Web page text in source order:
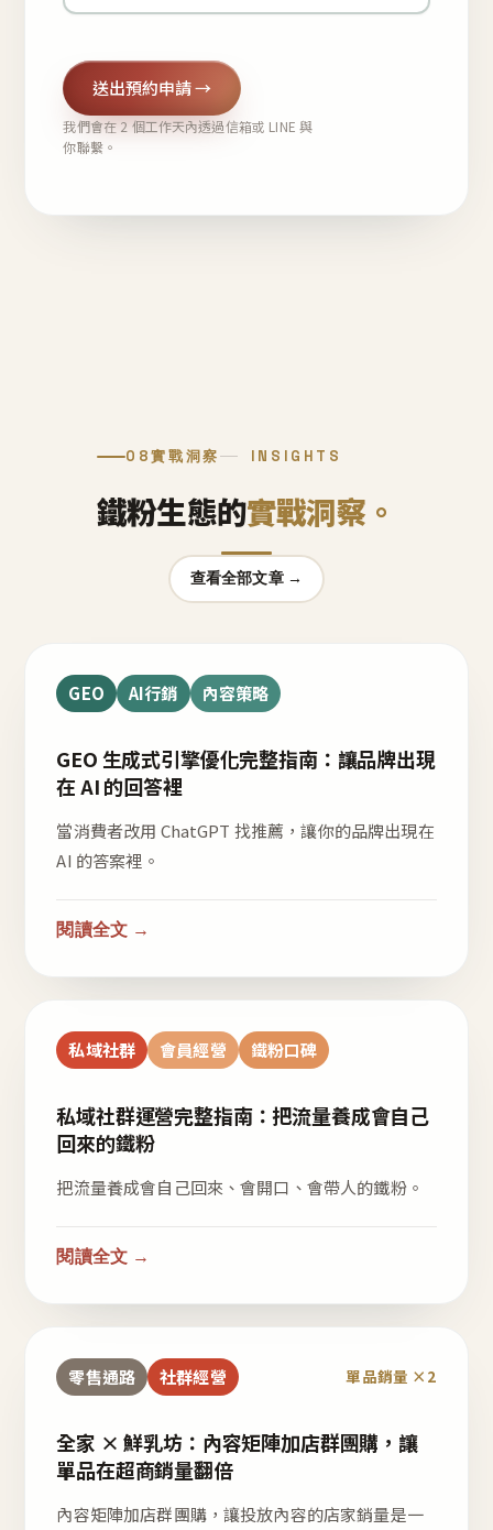
送出預約申請 →
我們會在 2 個工作天內透過信箱或 LINE 與
你聯繫。
08實戰洞察 INSIGHTS
鐵粉生態的實戰洞察。
查看全部文章 →
GEO AI行銷 內容策略
GEO 生成式引擎優化完整指南：讓品牌出現
在 AI 的回答裡
當消費者改用 ChatGPT 找推薦，讓你的品牌出現在
AI 的答案裡。
閱讀全文 →
私域社群 會員經營 鐵粉口碑
私域社群運營完整指南：把流量養成會自己
回來的鐵粉
把流量養成會自己回來、會開口、會帶人的鐵粉。
閱讀全文 →
零售通路 社群經營 單品銷量 ×2
全家 × 鮮乳坊：內容矩陣加店群團購，讓
單品在超商銷量翻倍
內容矩陣加店群團購，讓投放內容的店家銷量是一